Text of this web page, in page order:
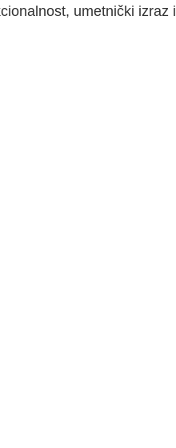
umetnički izraz i